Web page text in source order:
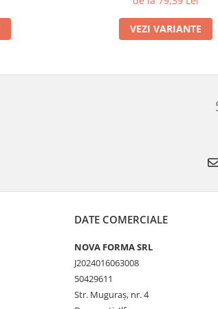
VEZI VARIANTE
DATE COMERCIALE
NOVA FORMA SRL
J2024016063008
50429611
Str. Muguraș, nr. 4